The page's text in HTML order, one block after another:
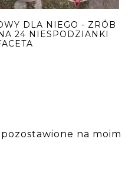
DLA NIEGO - ZRÓB
24 NIESPODZIANKI
na moim